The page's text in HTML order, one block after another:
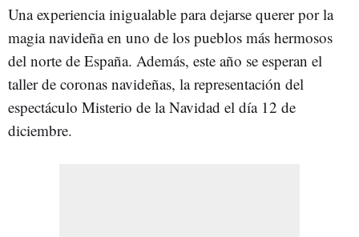
Una experiencia inigualable para dejarse querer por la
magia navideña en uno de los pueblos más hermosos
del norte de España. Además, este año se esperan el
taller de coronas navideñas, la representación del
espectáculo Misterio de la Navidad el día 12 de
diciembre.